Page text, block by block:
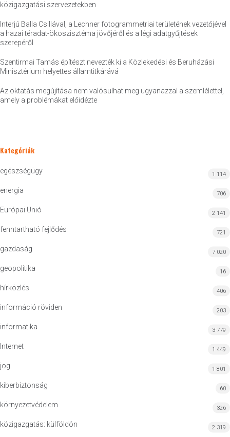
közigazgatási szervezetekben
Interjú Balla Csillával, a Lechner fotogrammetriai területének vezetőjével
a hazai téradat-ökoszisztéma jövőjéről és a légi adatgyűjtések
szerepéről
Szentirmai Tamás építészt nevezték ki a Közlekedési és Beruházási
Minisztérium helyettes államtitkárává
Az oktatás megújítása nem valósulhat meg ugyanazzal a szemlélettel,
amely a problémákat előidézte
Kategóriák
egészségügy 1 114
energia 706
Európai Unió 2 141
fenntartható fejlődés 721
gazdaság 7 020
geopolitika 16
hírközlés 406
információ röviden 203
informatika 3 779
Internet 1 449
jog 1 801
kiberbiztonság 60
környezetvédelem 326
közigazgatás: külföldön 2 319